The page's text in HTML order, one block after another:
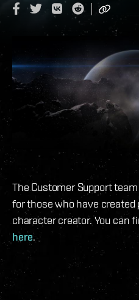
The Customer Support
for those who have
character creator. You can
here.